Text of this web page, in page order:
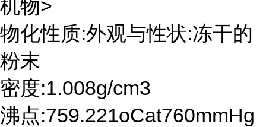
机物>
物化性质:外观与性状:冻干的
粉末
密度:1.008g/cm3
沸点:759.221oCat760mmHg